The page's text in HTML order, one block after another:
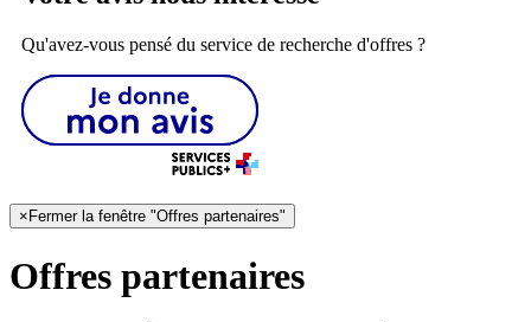
Qu'avez-vous pensé du service de recherche d'offres ?
× Fermer la fenêtre "Offres partenaires"
Offres partenaires